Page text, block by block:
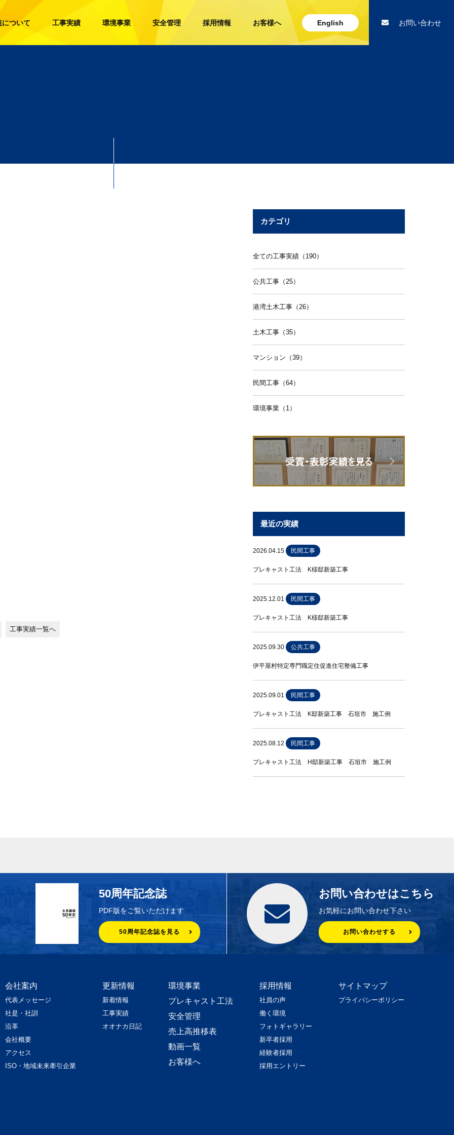
ついて 工事実績 環境事業 安全管理 採用情報 お客様へ English お問い合わせ
工事実績一覧へ
カテゴリ
全ての工事実績（190）
公共工事（25）
港湾土木工事（26）
土木工事（35）
マンション（39）
民間工事（64）
環境事業（1）
最近の実績
2026.04.15 民間工事
プレキャスト工法 K様邸新築工事
2025.12.01 民間工事
プレキャスト工法 K様邸新築工事
2025.09.30 公共工事
伊平屋村特定専門職定住促進住宅整備工事
2025.09.01 民間工事
プレキャスト工法 K邸新築工事 石垣市 施工例
2025.08.12 民間工事
プレキャスト工法 H邸新築工事 石垣市 施工例
50周年記念誌
PDF版をご覧いただけます
50周年記念誌を見る
お問い合わせはこちら
お気軽にお問い合わせ下さい
お問い合わせする
会社案内
代表メッセージ
社是・社訓
沿革
会社概要
アクセス
ISO・地域未来牽引企業
更新情報
新着情報
工事実績
オオナカ日記
環境事業
プレキャスト工法
安全管理
売上高推移表
動画一覧
お客様へ
採用情報
社員の声
働く環境
フォトギャラリー
新卒者採用
経験者採用
採用エントリー
サイトマップ
プライバシーポリシー